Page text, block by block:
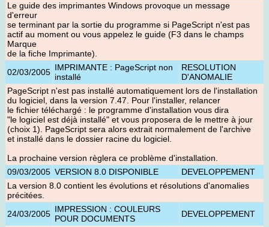
Le guide des imprimantes Windows provoque un message
d'erreur
se terminant par la sortie du programme si PageScript n'est pas
actif au moment ou vous appelez le guide (F3 dans le champs
Marque
de la fiche Imprimante).
02/03/2005 IMPRIMANTE : PageScript non
installé
RESOLUTION
D'ANOMALIE
PageScript n'est pas installé automatiquement lors de l'installation
du logiciel, dans la version 7.47. Pour l'installer, relancer
le fichier téléchargé : le programme d'installation vous dira
"le logiciel est déjà installé" et vous proposera de le mettre à jour
(choix 1). PageScript sera alors extrait normalement de l'archive
et installé dans le dossier racine du logiciel.
La prochaine version règlera ce problème d'installation.
09/03/2005 VERSION 8.0 DISPONIBLE
DEVELOPPEMENT
La version 8.0 contient les évolutions et résolutions d'anomalies
précitées.
24/03/2005 IMPRESSION : COULEURS
POUR DOCUMENTS
DEVELOPPEMENT